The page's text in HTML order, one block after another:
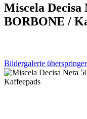
Miscela Decisa
BORBONE /
Bildergalerie